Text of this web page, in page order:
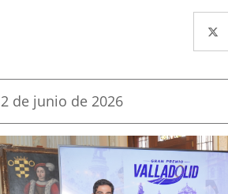
a
Fecha
la
noticia
2 de junio de 2026